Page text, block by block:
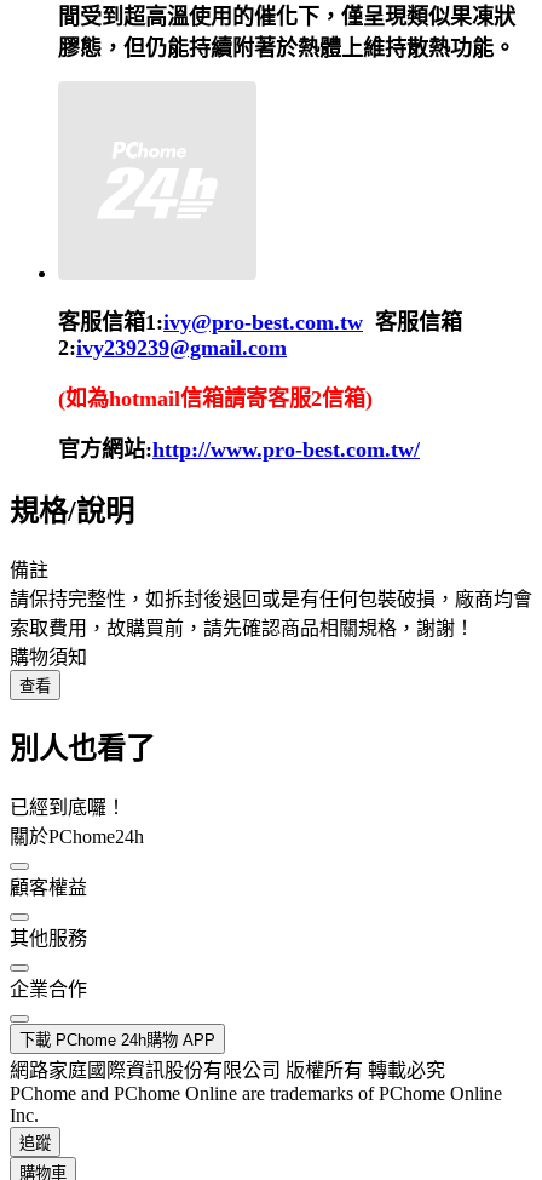
間受到超高溫使用的催化下，僅呈現類似果凍狀
膠態，但仍能持續附著於熱體上維持散熱功能。
客服信箱1:ivy@pro-best.com.tw 客服信箱
2:ivy239239@gmail.com
(如為hotmail信箱請寄客服2信箱)
官方網站:http://www.pro-best.com.tw/
規格/說明
備註
請保持完整性，如拆封後退回或是有任何包裝破損，廠商均會
索取費用，故購買前，請先確認商品相關規格，謝謝！
購物須知
查看
別人也看了
已經到底囉！
關於PChome24h
顧客權益
其他服務
企業合作
下載 PChome 24h購物 APP
網路家庭國際資訊股份有限公司 版權所有 轉載必究
PChome and PChome Online are trademarks of PChome Online
Inc.
追蹤
購物車